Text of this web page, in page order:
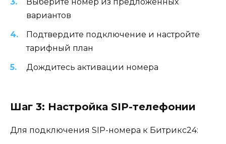
вариантов
Подтвердите подключение и настройте
тарифный план
Дождитесь активации номера
Шаг 3: Настройка SIP-телефонии
Для подключения SIP-номера к Битрикс24: